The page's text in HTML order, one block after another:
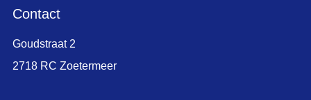
Contact
Goudstraat 2
2718 RC Zoetermeer